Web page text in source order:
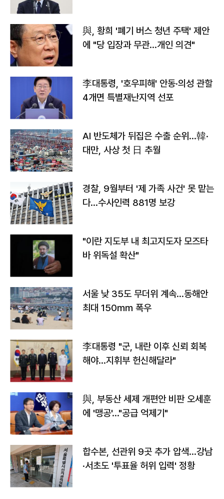
與, 황희 '폐기 버스 청년 주택' 제안
에 "당 입장과 무관…개인 의견"
李대통령, '호우피해' 안동·의성 관할
4개면 특별재난지역 선포
AI 반도체가 뒤집은 수출 순위…韓·
대만, 사상 첫 日 추월
경찰, 9월부터 '제 가족 사건' 못 맡는
다…수사인력 881명 보강
"이란 지도부 내 최고지도자 모즈타
바 위독설 확산"
서울 낮 35도 무더위 계속…동해안
최대 150㎜ 폭우
李대통령 "군, 내란 이후 신뢰 회복
해야…지휘부 헌신해달라"
與, 부동산 세제 개편안 비판 오세훈
에 '맹공'…"공급 억제기"
합수본, 선관위 9곳 추가 압색…강남
·서초도 '투표율 허위 입력' 정황